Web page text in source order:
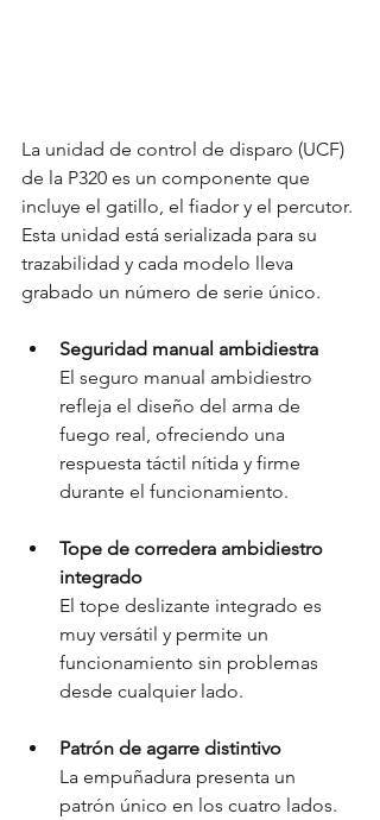
La unidad de control de disparo (UCF)
de la P320 es un componente que
incluye el gatillo, el fiador y el percutor.
Esta unidad está serializada para su
trazabilidad y cada modelo lleva
grabado un número de serie único.
Seguridad manual ambidiestra
El seguro manual ambidiestro
refleja el diseño del arma de
fuego real, ofreciendo una
respuesta táctil nítida y firme
durante el funcionamiento.
Tope de corredera ambidiestro
integrado
El tope deslizante integrado es
muy versátil y permite un
funcionamiento sin problemas
desde cualquier lado.
Patrón de agarre distintivo
La empuñadura presenta un
patrón único en los cuatro lados.